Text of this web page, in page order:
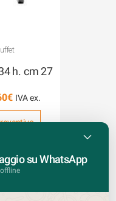
h. cm 27
€
su WhatsApp